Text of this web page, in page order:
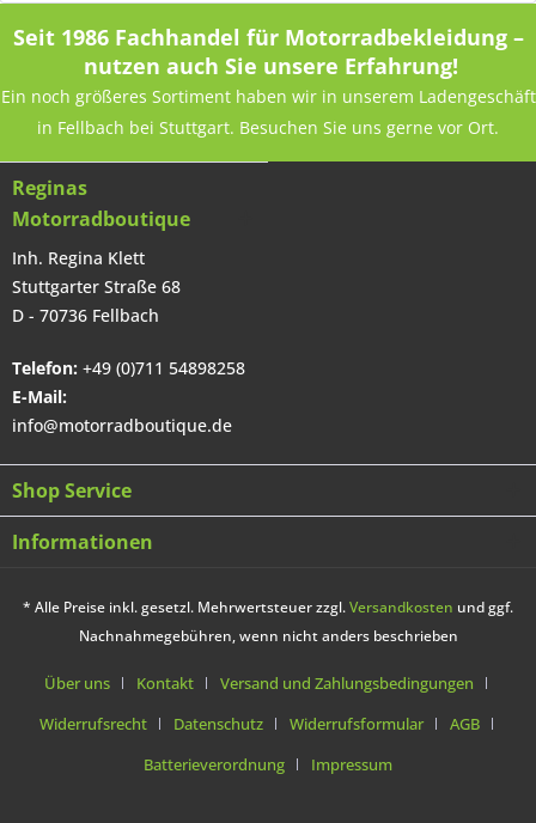
Seit 1986 Fachhandel für Motorradbekleidung –
nutzen auch Sie unsere Erfahrung!
Ein noch größeres Sortiment haben wir in unserem Ladengeschäft
in Fellbach bei Stuttgart. Besuchen Sie uns gerne vor Ort.
Reginas
Motorradboutique
Inh. Regina Klett
Stuttgarter Straße 68
D - 70736 Fellbach
Telefon: +49 (0)711 54898258
E-Mail:
info@motorradboutique.de
Shop Service
Informationen
* Alle Preise inkl. gesetzl. Mehrwertsteuer zzgl.Versandkosten und ggf.
Nachnahmegebühren, wenn nicht anders beschrieben
Über uns Kontakt
Versand und Zahlungsbedingungen
Widerrufsrecht
Datenschutz Widerrufsformular
AGB
Batterieverordnung
Impressum